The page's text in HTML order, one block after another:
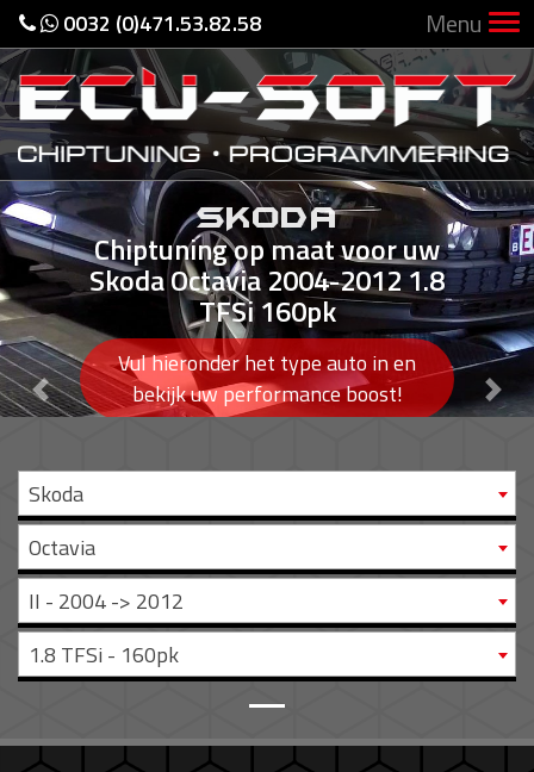
0032 (0)471.53.82.58 Menu
SKODA
Chiptuning op maat voor uw
Skoda Octavia 2004-2012 1.8
TFSi 160pk
Vul hieronder het type auto in en
bekijk uw performance boost!
Previous
Skoda
Octavia
II - 2004 -> 2012
1.8 TFSi - 160pk